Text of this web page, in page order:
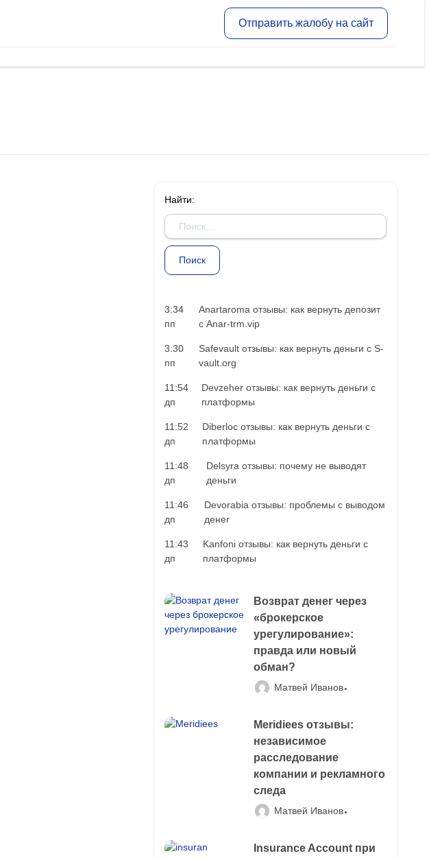
Отправить жалобу на сайт
Найти:
3:34
пп
Anartaroma отзывы: как вернуть депозит
с Anar-trm.vip
3:30
пп
Safevault отзывы: как вернуть деньги с S-
vault.org
11:54
дп
Devzeher отзывы: как вернуть деньги с
платформы
11:52
дп
Diberloc отзывы: как вернуть деньги с
платформы
11:48
дп
Delsyra отзывы: почему не выводят
деньги
11:46
дп
Devorabia отзывы: проблемы с выводом
денег
11:43
дп
Kanfoni отзывы: как вернуть деньги с
платформы
Возврат денег через
«брокерское
урегулирование»:
правда или новый
обман?
Матвей Иванов
Meridiees отзывы:
независимое
расследование
компании и рекламного
следа
Матвей Иванов
Insurance Account при